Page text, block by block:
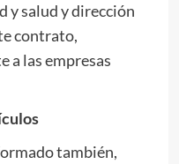
y salud y dirección
contrato,
a las empresas
también,